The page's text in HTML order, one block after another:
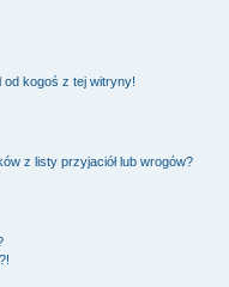
od kogoś z tej witryny!
z listy przyjaciół lub wrogów?